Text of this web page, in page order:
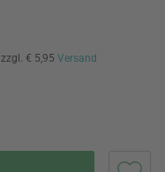
zzgl. € 5,95 Versand